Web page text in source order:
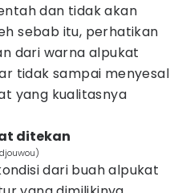
dan tidak akan
sebab itu, perhatikan
dari warna alpukat
tidak sampai menyesal
yang kualitasnya
ditekan
dari buah alpukat